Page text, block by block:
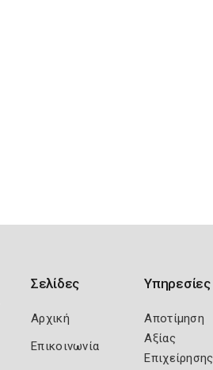
Σελίδες
Αρχική
Επικοινωνία
Υπηρεσίες
Αποτίμηση
Αξίας
Επιχείρησης